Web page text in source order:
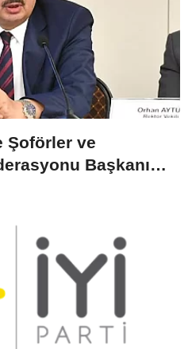
Şoförler ve
Başkanı